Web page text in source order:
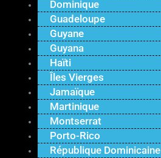
Dominique
Guadeloupe
Guyane
Guyana
Haïti
Îles Vierges
Jamaïque
Martinique
Montserrat
Porto-Rico
République Dominicaine